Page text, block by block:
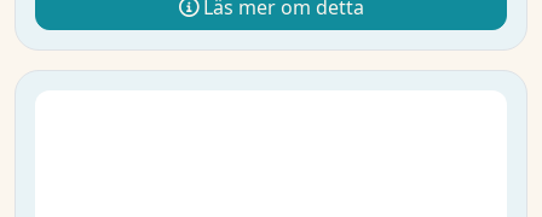
Läs mer om detta